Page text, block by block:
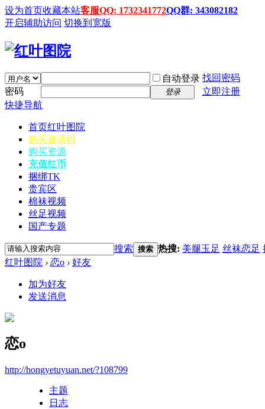
设为首页收藏本站客服QQ: 1732341772QQ群: 343082182
开启辅助访问 切换到宽版
自动登录 找回密码
密码
登录
立即注册
快捷导航
首页红叶图院
购买邀请码
购买资源
充值红币
捆绑TK
贵宾区
棉袜视频
丝足视频
国产专题
搜索 搜索 热搜: 美腿玉足 丝袜恋足
红叶图院 › 恋o › 好友
加为好友
发送消息
恋o
http://hongyetuyuan.net/?108799
主题
日志